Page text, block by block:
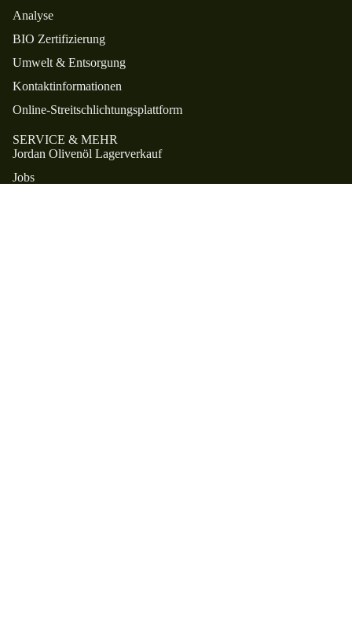
Analyse
BIO Zertifizierung
Umwelt & Entsorgung
Kontaktinformationen
Online-Streitschlichtungsplattform
SERVICE & MEHR
Jordan Olivenöl Lagerverkauf
Jobs